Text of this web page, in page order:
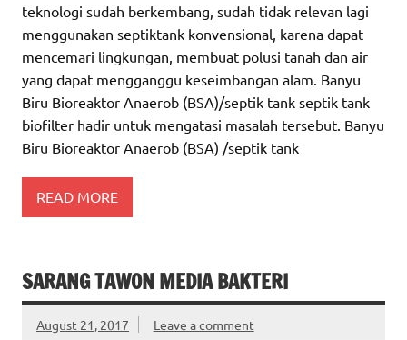
teknologi sudah berkembang, sudah tidak relevan lagi
menggunakan septiktank konvensional, karena dapat
mencemari lingkungan, membuat polusi tanah dan air
yang dapat mengganggu keseimbangan alam. Banyu
Biru Bioreaktor Anaerob (BSA)/septik tank septik tank
biofilter hadir untuk mengatasi masalah tersebut. Banyu
Biru Bioreaktor Anaerob (BSA) /septik tank
READ MORE
SARANG TAWON MEDIA BAKTERI
August 21, 2017 Leave a comment